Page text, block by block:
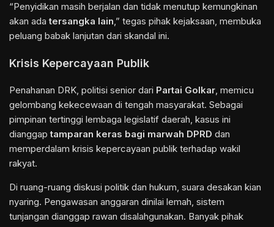
“Penyidikan masih berjalan dan tidak menutup kemungkinan
akan adatersangka lain,” tegas pihak kejaksaan, membuka
peluang babak lanjutan dari skandal ini.
Krisis Kepercayaan Publik
Penahanan DRK, politisi senior dari Partai Golkar, memicu
gelombang kekecewaan di tengah masyarakat. Sebagai
pimpinan tertinggi lembaga legislatif daerah, kasus ini
dianggaptamparan keras bagi marwah DPRD dan
memperdalam krisis kepercayaan publik terhadap wakil
rakyat.
Di ruang-ruang diskusi politik dan hukum, suara desakan kian
nyaring. Pengawasan anggaran dinilai lemah, sistem
tunjangan dianggap rawan disalahgunakan. Banyak pihak